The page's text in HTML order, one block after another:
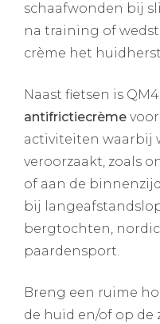
schaafwonden bij
na training of
crème het
Naast fietsen is
antifrictiecrème
activiteiten waarbij
veroorzaakt, zoals
of aan de
bij
bergtochten,
paardensport.
Breng een ruime
de huid en/of op de